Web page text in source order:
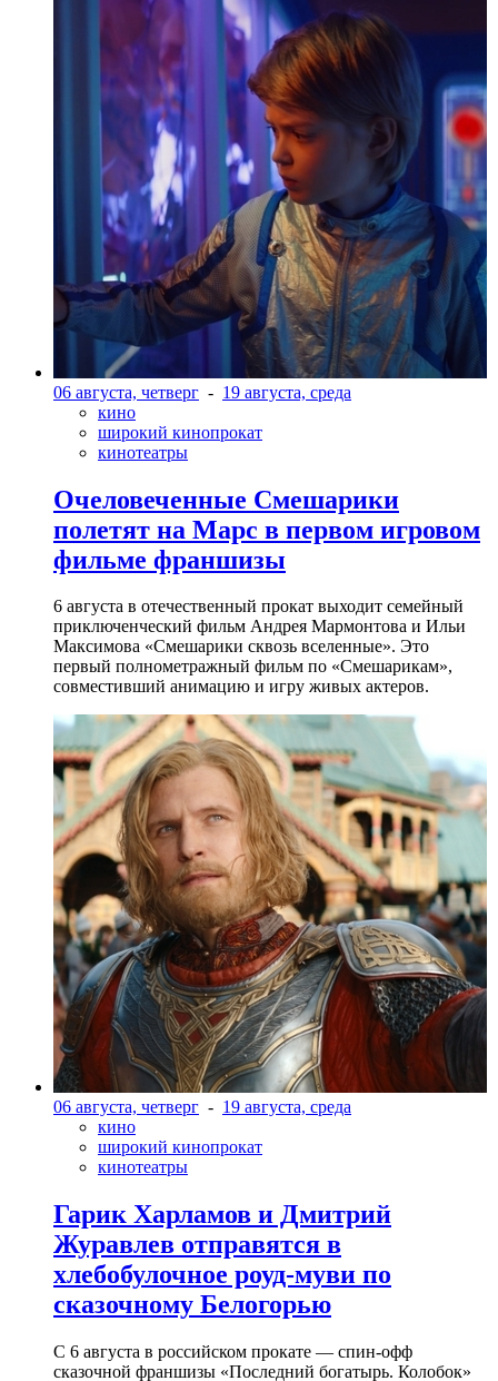
06 августа, четверг - 19 августа, среда
кино
широкий кинопрокат
кинотеатры
Очеловеченные Смешарики
полетят на Марс в первом игровом
фильме франшизы
6 августа в отечественный прокат выходит семейный
приключенческий фильм Андрея Мармонтова и Ильи
Максимова «Смешарики сквозь вселенные». Это
первый полнометражный фильм по «Смешарикам»,
совместивший анимацию и игру живых актеров.
06 августа, четверг - 19 августа, среда
кино
широкий кинопрокат
кинотеатры
Гарик Харламов и Дмитрий
Журавлев отправятся в
хлебобулочное роуд-муви по
сказочному Белогорью
С 6 августа в российском прокате — спин-офф
сказочной франшизы «Последний богатырь. Колобок»